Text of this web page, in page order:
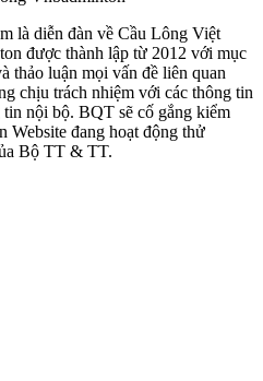
là diễn đàn về Cầu Lông Việt
được thành lập từ 2012 với mục
thảo luận mọi vấn đề liên quan
chịu trách nhiệm với các thông tin
nội bộ. BQT sẽ cố gắng kiểm
Website đang hoạt động thử
Bộ TT & TT.